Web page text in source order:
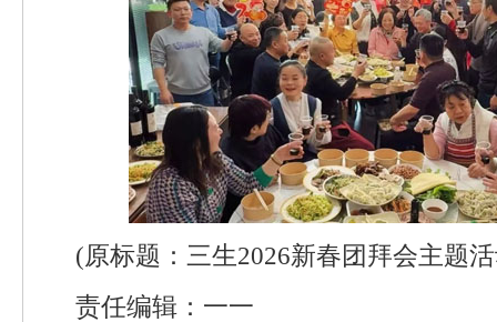
(原标题：三生2026新春团拜会主题
责任编辑：一一